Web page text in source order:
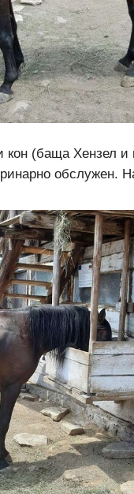
кон (баща Хензел и
обслужен.